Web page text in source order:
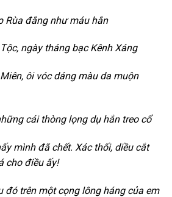
Rùa đắng như máu hắn
ngày tháng bạc Kênh Xáng
ôi vóc dáng màu da muộn
cái thòng lọng dụ hắn treo cổ
mình đã chết. Xác thối, diều cắt
cho điều ấy!
đó trên một cọng lông háng của em